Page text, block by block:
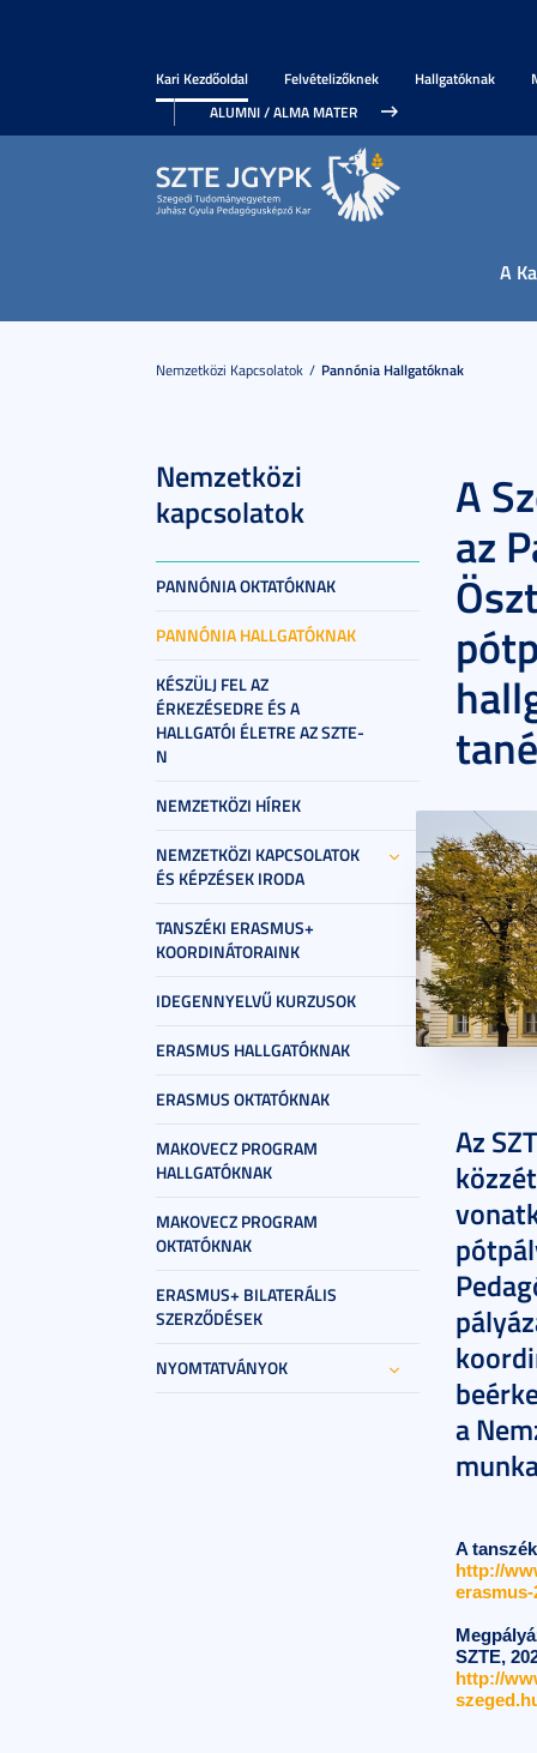
Kari Kezdőoldal Felvételizőknek Hallgatóknak
ALUMNI / ALMA MATER
A
Nemzetközi Kapcsolatok Pannónia Hallgatóknak
Nemzetközi
kapcsolatok
PANNÓNIA OKTATÓKNAK
PANNÓNIA HALLGATÓKNAK
KÉSZÜLJ FEL AZ
ÉRKEZÉSEDRE ÉS A
HALLGATÓI ÉLETRE AZ SZTE-
N
NEMZETKÖZI HÍREK
NEMZETKÖZI KAPCSOLATOK
ÉS KÉPZÉSEK IRODA
TANSZÉKI ERASMUS+
KOORDINÁTORAINK
IDEGENNYELVŰ KURZUSOK
ERASMUS HALLGATÓKNAK
ERASMUS OKTATÓKNAK
MAKOVECZ PROGRAM
HALLGATÓKNAK
MAKOVECZ PROGRAM
OKTATÓKNAK
ERASMUS+ BILATERÁLIS
SZERZŐDÉSEK
NYOMTATVÁNYOK
A
az
Az
a
A
http://
SZTE,
http://